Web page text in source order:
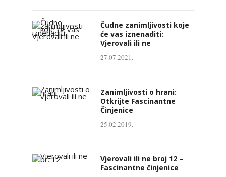
Čudne zanimljivosti koje
će vas iznenaditi:
Vjerovali ili ne
27.07.2021.
Zanimljivosti o hrani:
Otkrijte Fascinantne
Činjenice
25.02.2019.
Vjerovali ili ne broj 12 –
Fascinantne činjenice